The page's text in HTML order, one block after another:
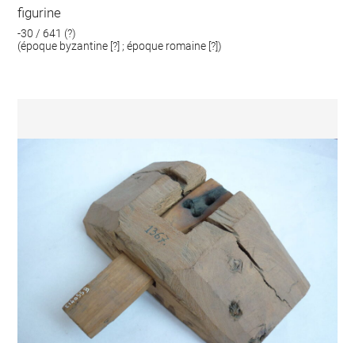
figurine
-30 / 641 (?)
(époque byzantine [?] ; époque romaine [?])